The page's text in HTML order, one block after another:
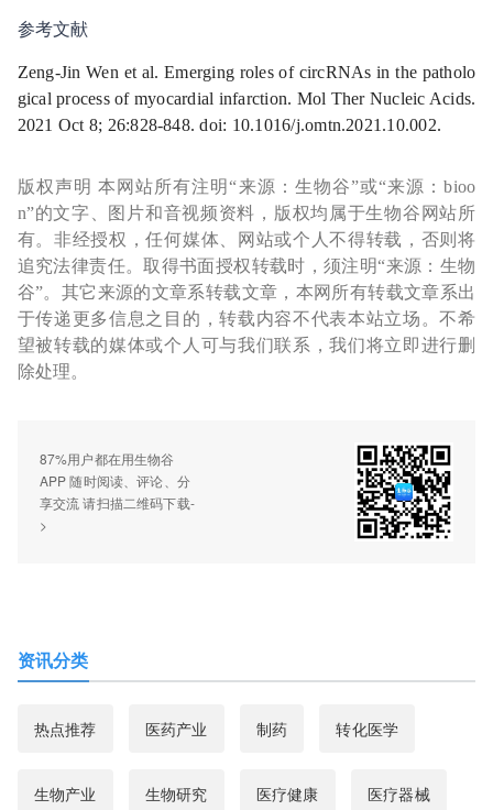
参考文献
Zeng-Jin Wen et al. Emerging roles of circRNAs in the patholo
gical process of myocardial infarction. Mol Ther Nucleic Acids.
2021 Oct 8; 26:828-848. doi: 10.1016/j.omtn.2021.10.002.
版权声明 本网站所有注明“来源：生物谷”或“来源：bioo
n”的文字、图片和音视频资料，版权均属于生物谷网站所
有。非经授权，任何媒体、网站或个人不得转载，否则将
追究法律责任。取得书面授权转载时，须注明“来源：生物
谷”。其它来源的文章系转载文章，本网所有转载文章系出
于传递更多信息之目的，转载内容不代表本站立场。不希
望被转载的媒体或个人可与我们联系，我们将立即进行删
除处理。
87%用户都在用生物谷
APP 随时阅读、评论、分
享交流 请扫描二维码下载-
>
资讯分类
热点推荐 医药产业 制药 转化医学
生物产业 生物研究 医疗健康 医疗器械